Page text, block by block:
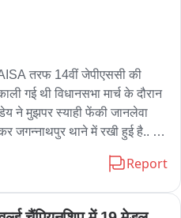
तरफ 14वीं जेपीएससी की
गई थी विधानसभा मार्च के दौरान
ने मुझपर स्याही फेंकी जानलेवा
जगन्नाथपुर थाने में रखी हुई है..
उनकी मांग है कि 14 वीं जेपीएससी
एजेंसियों को परीक्षा का जिम्मा देने
Report